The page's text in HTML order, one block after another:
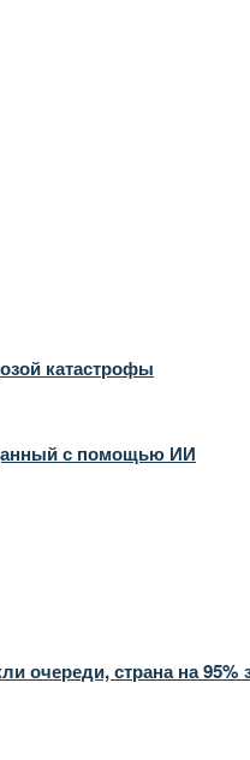
катастрофы
с помощью ИИ
очереди, страна на 95%